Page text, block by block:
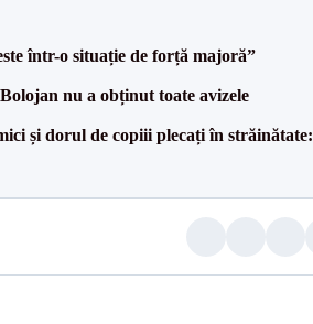
într-o situație de forță majoră”
nu a obținut toate avizele
și dorul de copiii plecați în străinătate: